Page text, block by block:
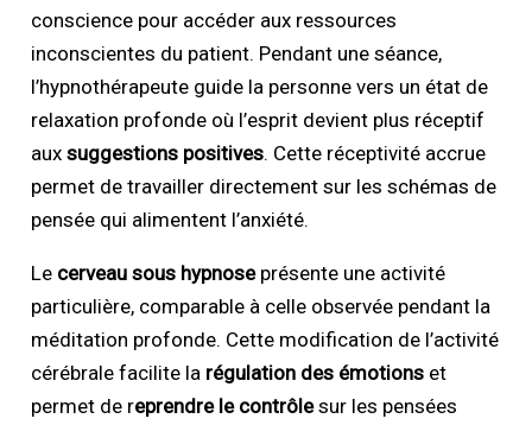
conscience pour accéder aux ressources
inconscientes du patient. Pendant une séance,
l’hypnothérapeute guide la personne vers un état de
relaxation profonde où l’esprit devient plus réceptif
auxsuggestions positives. Cette réceptivité accrue
permet de travailler directement sur les schémas de
pensée qui alimentent l’anxiété.
Le cerveau sous hypnoseprésente une activité
particulière, comparable à celle observée pendant la
méditation profonde. Cette modification de l’activité
cérébrale facilite la régulation des émotions et
permet de reprendre le contrôlesur les pensées